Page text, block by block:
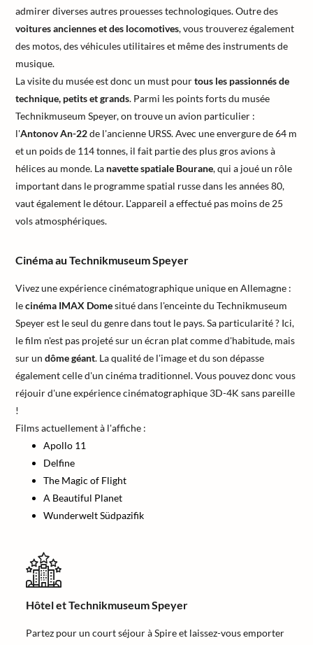
admirer diverses autres prouesses technologiques. Outre des
voitures anciennes et des locomotives, vous trouverez également
des motos, des véhicules utilitaires et même des instruments de
musique.
La visite du musée est donc un must pourtous les passionnés de
technique, petits et grands. Parmi les points forts du musée
Technikmuseum Speyer, on trouve un avion particulier :
l'Antonov An-22de l'ancienne URSS. Avec une envergure de 64 m
et un poids de 114 tonnes, il fait partie des plus gros avions à
hélices au monde. La navette spatiale Bourane, qui a joué un rôle
important dans le programme spatial russe dans les années 80,
vaut également le détour. L'appareil a effectué pas moins de 25
vols atmosphériques.
Cinéma au Technikmuseum Speyer
Vivez une expérience cinématographique unique en Allemagne :
lecinéma IMAX Domesitué dans l'enceinte du Technikmuseum
Speyer est le seul du genre dans tout le pays. Sa particularité ? Ici,
le film n'est pas projeté sur un écran plat comme d'habitude, mais
sur un dôme géant. La qualité de l'image et du son dépasse
également celle d'un cinéma traditionnel. Vous pouvez donc vous
réjouir d'une expérience cinématographique 3D-4K sans pareille
!
Films actuellement à l'affiche :
Apollo 11
Delfine
The Magic of Flight
A Beautiful Planet
Wunderwelt Südpazifik
Hôtel et Technikmuseum Speyer
Partez pour un court séjour à Spire et laissez-vous emporter